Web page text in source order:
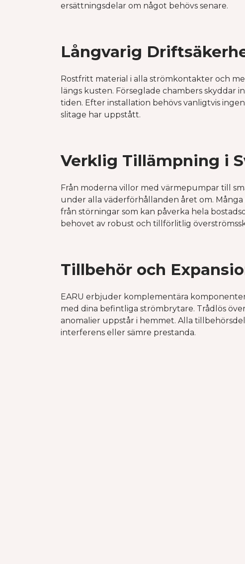
ersättningsdelar om något behövs senare.
Långvarig
Rostfritt material i alla strömkontakter och
längs kusten. Förseglade chambers skyddar
tiden. Efter installation behövs vanligtvis
slitage har uppstått.
Verklig Tillämpning i
Från moderna villor med värmepumpar till
under alla väderförhållanden året om.
från störningar som kan påverka hela
behovet av robust och tillförlitlig
Tillbehör och
EARU erbjuder komplementära
med dina befintliga strömbrytare. Trådlös
anomalier uppstår i hemmet. Alla
interferens eller sämre prestanda.